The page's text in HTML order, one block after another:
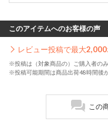
このアイテムへのお客様の声
レビュー投稿で最大2,000
※投稿は（対象商品の）ご購入者の
※投稿可能期間は商品出荷48時間後
この